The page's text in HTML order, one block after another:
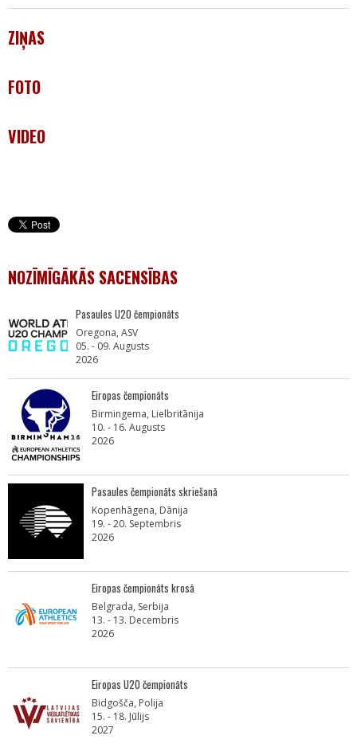
ZIŅAS
FOTO
VIDEO
NOZĪMĪGĀKĀS SACENSĪBAS
Pasaules U20 čempionāts
Oregona, ASV
05. - 09. Augusts
2026
Eiropas čempionāts
Birmingema, Lielbritānija
10. - 16. Augusts
2026
Pasaules čempionāts skriešanā
Kopenhāgena, Dānija
19. - 20. Septembris
2026
Eiropas čempionāts krosā
Belgrada, Serbija
13. - 13. Decembris
2026
Eiropas U20 čempionāts
Bidgošča, Polija
15. - 18. Jūlijs
2027